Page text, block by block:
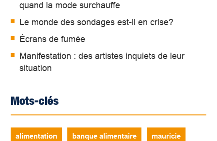
quand la mode surchauffe
Le monde des sondages est-il en crise?
Écrans de fumée
Manifestation : des artistes inquiets de leur
situation
Mots-clés
alimentation banque alimentaire mauricie